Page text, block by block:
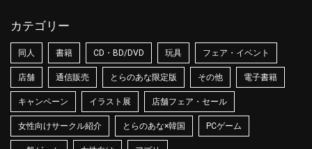
カテゴリー
同人 書籍 CD・BD/DVD 玩具 フェア・イベント
店舗 通信販売 とらのあな限定版 その他 電子書籍
キャンペーン イラスト展 店舗フェア・セール
女性向けサークル紹介 とらのあな×韓国 PCゲーム